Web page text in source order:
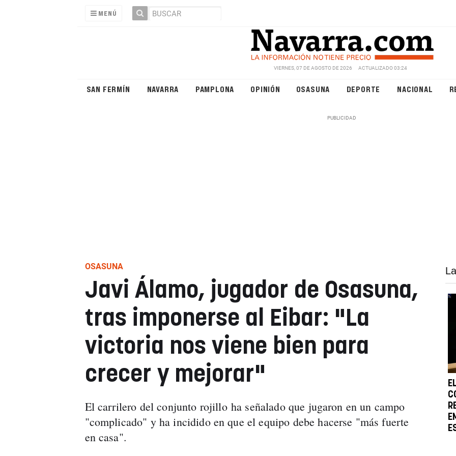
MENÚ
VIERNES, 07 DE AGOSTO DE 2026 ACTUALIZADO 03:24
SAN FERMÍN NAVARRA PAMPLONA OPINIÓN OSASUNA DEPORTE NACIONAL
OSASUNA
Javi Álamo, jugador de Osasuna,
tras imponerse al Eibar: "La
victoria nos viene bien para
crecer y mejorar"
El carrilero del conjunto rojillo ha señalado que jugaron en un campo
"complicado" y ha incidido en que el equipo debe hacerse "más fuerte
en casa".